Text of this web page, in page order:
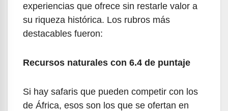
experiencias que ofrece sin restarle valor a
su riqueza histórica. Los rubros más
destacables fueron:
Recursos naturales con 6.4 de puntaje
Si hay safaris que pueden competir con los
de África, esos son los que se ofertan en